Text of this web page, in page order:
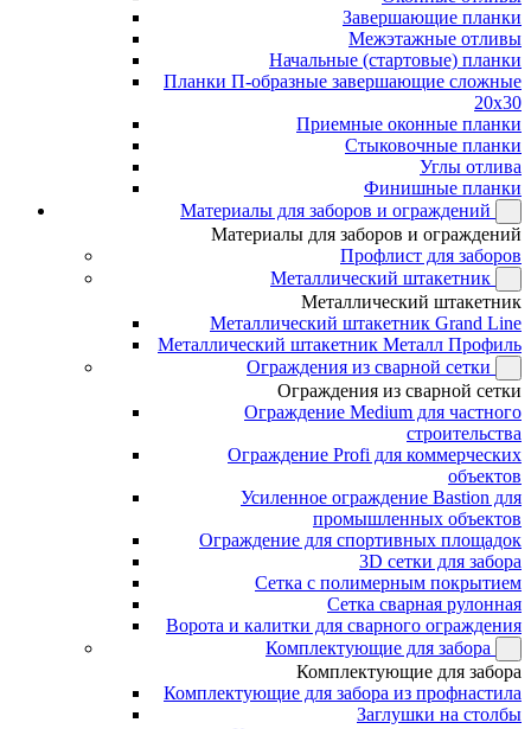
Завершающие планки
Межэтажные отливы
Начальные (стартовые) планки
Планки П-образные завершающие сложные
20x30
Приемные оконные планки
Стыковочные планки
Углы отлива
Финишные планки
Материалы для заборов и ограждений
Материалы для заборов и ограждений
Профлист для заборов
Металлический штакетник
Металлический штакетник
Металлический штакетник Grand Line
Металлический штакетник Металл Профиль
Ограждения из сварной сетки
Ограждения из сварной сетки
Ограждение Medium для частного
строительства
Ограждение Profi для коммерческих
объектов
Усиленное ограждение Bastion для
промышленных объектов
Ограждение для спортивных площадок
3D сетки для забора
Сетка с полимерным покрытием
Сетка сварная рулонная
Ворота и калитки для сварного ограждения
Комплектующие для забора
Комплектующие для забора
Комплектующие для забора из профнастила
Заглушки на столбы